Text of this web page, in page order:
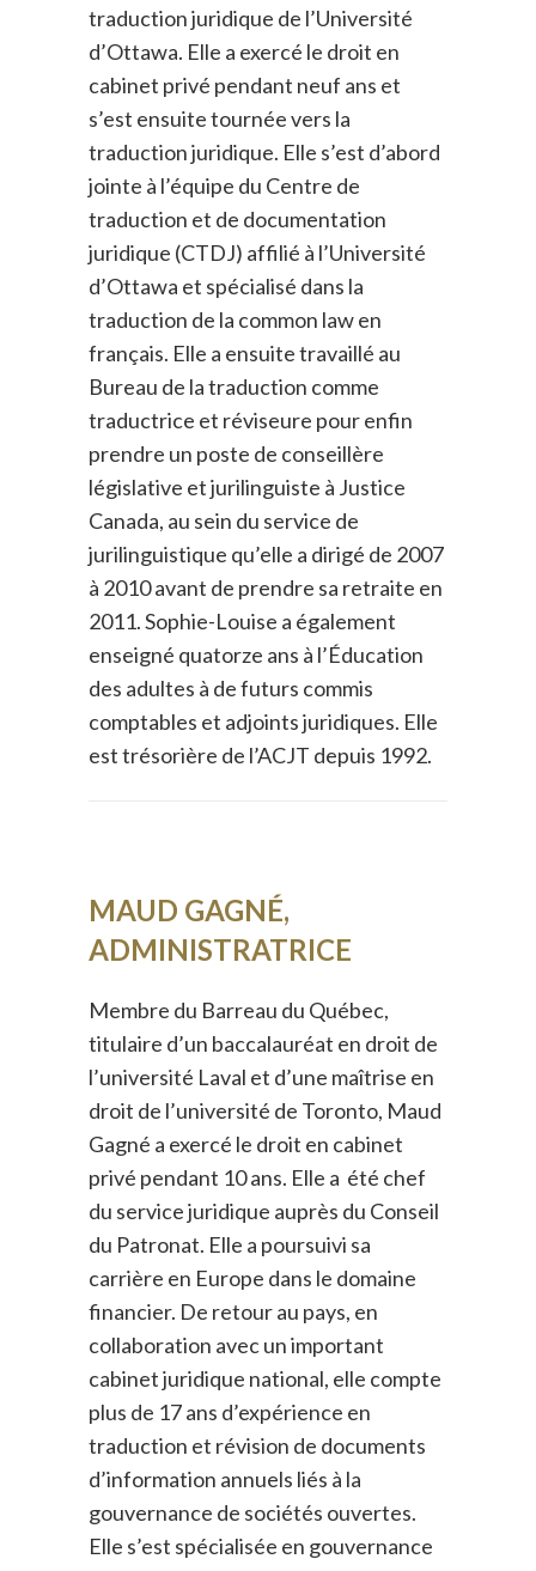
traduction juridique de l’Université
d’Ottawa. Elle a exercé le droit en
cabinet privé pendant neuf ans et
s’est ensuite tournée vers la
traduction juridique. Elle s’est d’abord
jointe à l’équipe du Centre de
traduction et de documentation
juridique (CTDJ) affilié à l’Université
d’Ottawa et spécialisé dans la
traduction de la common law en
français. Elle a ensuite travaillé au
Bureau de la traduction comme
traductrice et réviseure pour enfin
prendre un poste de conseillère
législative et jurilinguiste à Justice
Canada, au sein du service de
jurilinguistique qu’elle a dirigé de 2007
à 2010 avant de prendre sa retraite en
2011. Sophie-Louise a également
enseigné quatorze ans à l’Éducation
des adultes à de futurs commis
comptables et adjoints juridiques. Elle
est trésorière de l’ACJT depuis 1992.
MAUD GAGNÉ,
ADMINISTRATRICE
Membre du Barreau du Québec,
titulaire d’un baccalauréat en droit de
l’université Laval et d’une maîtrise en
droit de l’université de Toronto, Maud
Gagné a exercé le droit en cabinet
privé pendant 10 ans. Elle a été chef
du service juridique auprès du Conseil
du Patronat. Elle a poursuivi sa
carrière en Europe dans le domaine
financier. De retour au pays, en
collaboration avec un important
cabinet juridique national, elle compte
plus de 17 ans d’expérience en
traduction et révision de documents
d’information annuels liés à la
gouvernance de sociétés ouvertes.
Elle s’est spécialisée en gouvernance